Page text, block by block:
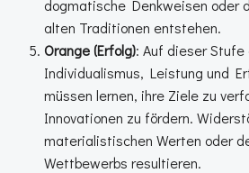
dogmatische Denkweisen oder
alten Traditionen entstehen.
Orange (Erfolg): Auf dieser Stufe
Individualismus, Leistung und
müssen lernen, ihre Ziele zu
Innovationen zu fördern.
materialistischen Werten oder
Wettbewerbs resultieren.